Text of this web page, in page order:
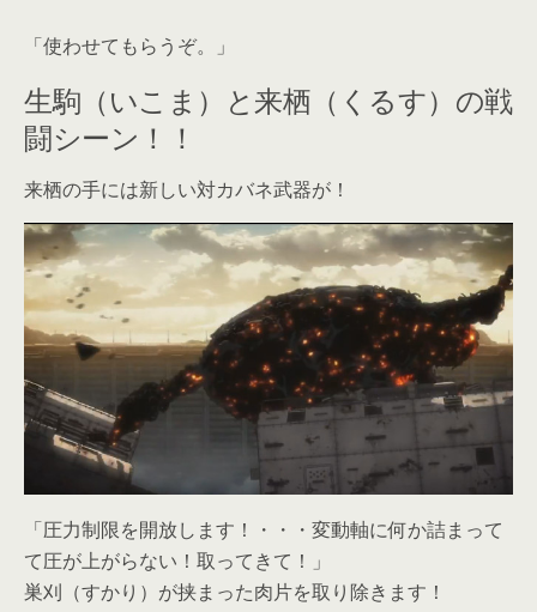
「使わせてもらうぞ。」
生駒（いこま）と来栖（くるす）の戦
闘シーン！！
来栖の手には新しい対カバネ武器が！
「圧力制限を開放します！・・・変動軸に何か詰まって
て圧が上がらない！取ってきて！」
巣刈（すかり）が挟まった肉片を取り除きます！